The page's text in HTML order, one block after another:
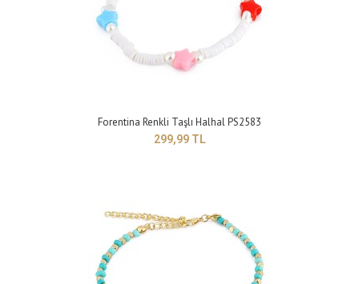
119,99 TL
Forentina Renkli Taşlı Halhal PS2583
299,99 TL